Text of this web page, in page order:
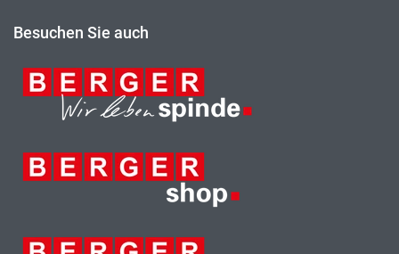
Besuchen Sie auch